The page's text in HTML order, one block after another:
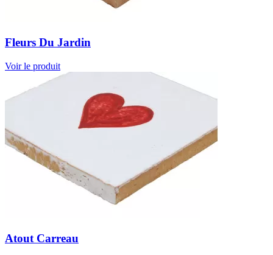
Fleurs Du Jardin
Voir le produit
Atout Carreau